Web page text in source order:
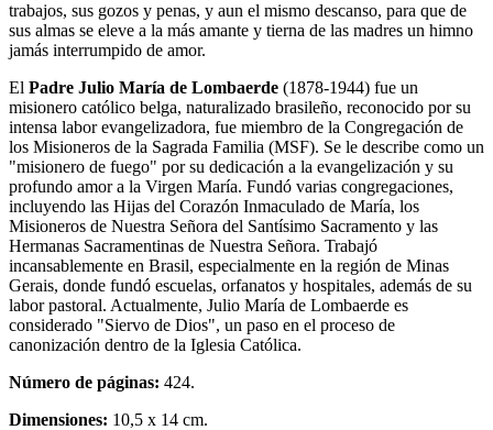
trabajos, sus gozos y penas, y aun el mismo descanso, para que de
sus almas se eleve a la más amante y tierna de las madres un himno
jamás interrumpido de amor.
El Padre Julio María de Lombaerde (1878-1944) fue un
misionero católico belga, naturalizado brasileño, reconocido por su
intensa labor evangelizadora, fue miembro de la Congregación de
los Misioneros de la Sagrada Familia (MSF). Se le describe como un
"misionero de fuego" por su dedicación a la evangelización y su
profundo amor a la Virgen María. Fundó varias congregaciones,
incluyendo las Hijas del Corazón Inmaculado de María, los
Misioneros de Nuestra Señora del Santísimo Sacramento y las
Hermanas Sacramentinas de Nuestra Señora. Trabajó
incansablemente en Brasil, especialmente en la región de Minas
Gerais, donde fundó escuelas, orfanatos y hospitales, además de su
labor pastoral. Actualmente, Julio María de Lombaerde es
considerado "Siervo de Dios", un paso en el proceso de
canonización dentro de la Iglesia Católica.
Número de páginas: 424.
Dimensiones: 10,5 x 14 cm.